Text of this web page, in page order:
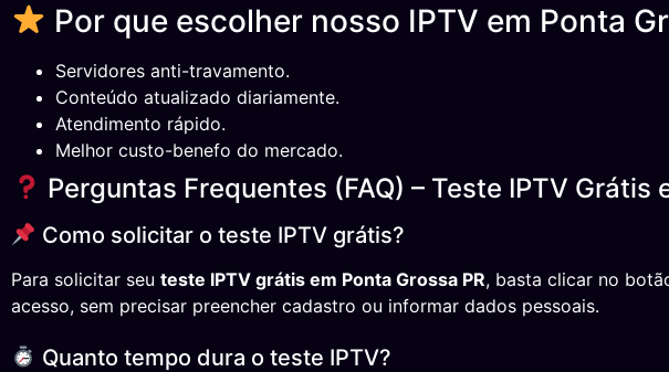
Por que escolher nosso IPTV em Ponta
Servidores anti-travamento.
Conteúdo atualizado diariamente.
Atendimento rápido.
Melhor custo-benefo do mercado.
Perguntas Frequentes (FAQ) – Teste IPTV Grátis
Como solicitar o teste IPTV grátis?
Para solicitar seu teste IPTV grátis em Ponta Grossa PR, basta clicar no
acesso, sem precisar preencher cadastro ou informar dados pessoais.
Quanto tempo dura o teste IPTV?